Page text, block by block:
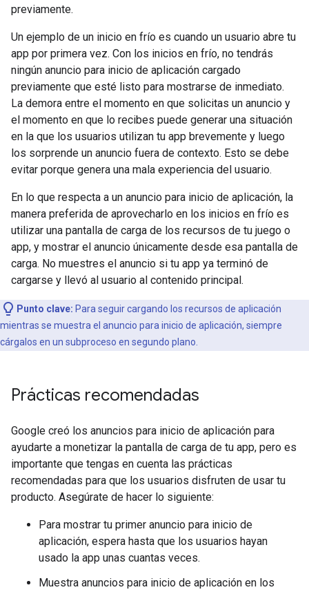
previamente.
Un ejemplo de un inicio en frío es cuando un usuario abre tu
app por primera vez. Con los inicios en frío, no tendrás
ningún anuncio para inicio de aplicación cargado
previamente que esté listo para mostrarse de inmediato.
La demora entre el momento en que solicitas un anuncio y
el momento en que lo recibes puede generar una situación
en la que los usuarios utilizan tu app brevemente y luego
los sorprende un anuncio fuera de contexto. Esto se debe
evitar porque genera una mala experiencia del usuario.
En lo que respecta a un anuncio para inicio de aplicación, la
manera preferida de aprovecharlo en los inicios en frío es
utilizar una pantalla de carga de los recursos de tu juego o
app, y mostrar el anuncio únicamente desde esa pantalla de
carga. No muestres el anuncio si tu app ya terminó de
cargarse y llevó al usuario al contenido principal.
Punto clave: Para seguir cargando los recursos de aplicación
mientras se muestra el anuncio para inicio de aplicación, siempre
cárgalos en un subproceso en segundo plano.
Prácticas recomendadas
Google creó los anuncios para inicio de aplicación para
ayudarte a monetizar la pantalla de carga de tu app, pero es
importante que tengas en cuenta las prácticas
recomendadas para que los usuarios disfruten de usar tu
producto. Asegúrate de hacer lo siguiente:
Para mostrar tu primer anuncio para inicio de
aplicación, espera hasta que los usuarios hayan
usado la app unas cuantas veces.
Muestra anuncios para inicio de aplicación en los